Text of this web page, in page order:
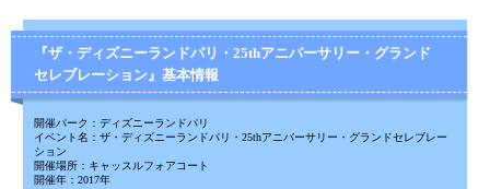
『ザ・ディズニーランドパリ・25thアニバーサリー・グランド
セレブレーション』基本情報
開催パーク：ディズニーランドパリ
イベント名：ザ・ディズニーランドパリ・25thアニバーサリー・グランドセレブレー
ション
開催場所：キャッスルフォアコート
開催年：2017年